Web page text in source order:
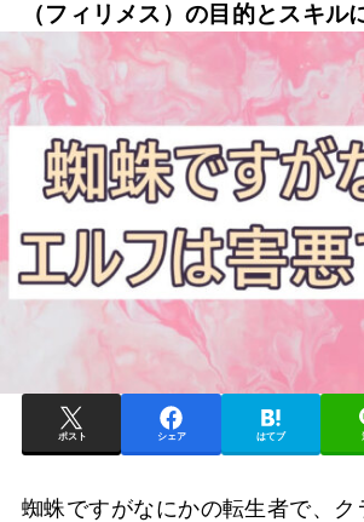
（フィリメス）の目的とスキル
ポスト シェア はてブ
蜘蛛ですがなにかの転生者で、ク